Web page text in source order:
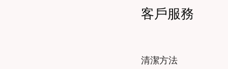
客戶服務
清潔方法